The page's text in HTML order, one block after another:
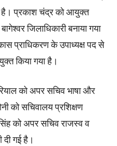
है। प्रकाश चंद्र को आयुक्त
जिलाधिकारी बनाया गया
प्राधिकरण के उपाध्यक्ष पद से
किया गया है।
को अपर सचिव भाषा और
को सचिवालय प्रशिक्षण
को अपर सचिव राजस्व व
दी गई है।